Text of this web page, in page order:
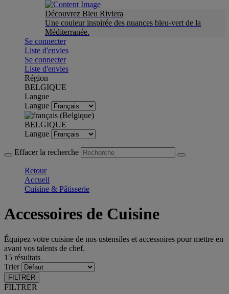
Découvrez Bleu Riviera
Une couleur inspirée des nuances bleu-vert de la
Méditerranée.
Se connecter
Liste d'envies
Se connecter
Liste d'envies
Région
BELGIQUE
Langue
Langue
BELGIQUE
Langue
Effacer la recherche
Retour
Accueil
Cuisine & Pâtisserie
Accessoires de Cuisine
Équipez votre cuisine de nos ustensiles et accessoires pour mettre en
avant vos talents de chef.
15 résultats
Trier
FILTRER
FILTRER